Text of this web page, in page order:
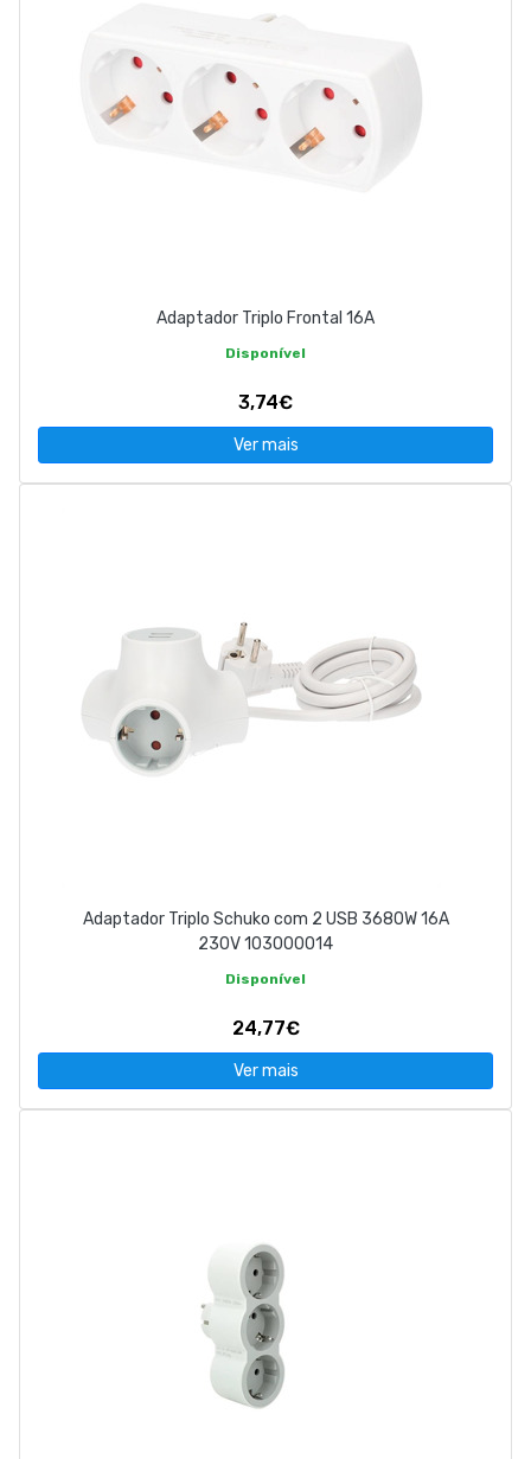
Adaptador Triplo Frontal 16A
Disponível
3,74€
Ver mais
Adaptador Triplo Schuko com 2 USB 3680W 16A
230V 103000014
Disponível
24,77€
Ver mais